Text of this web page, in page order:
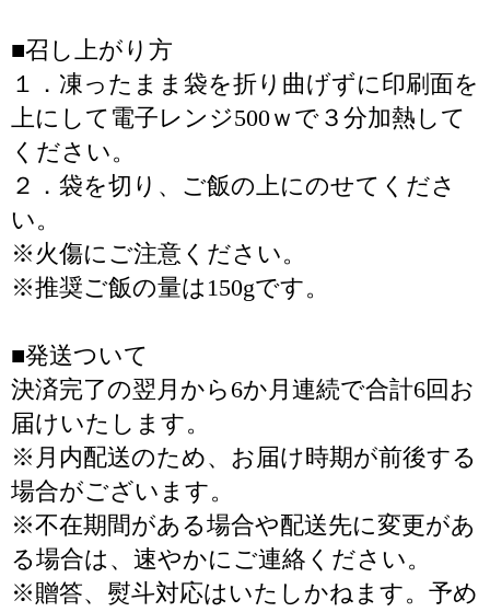
■召し上がり方
１．凍ったまま袋を折り曲げずに印刷面を
上にして電子レンジ500ｗで３分加熱して
ください。
２．袋を切り、ご飯の上にのせてくださ
い。
※火傷にご注意ください。
※推奨ご飯の量は150gです。
■発送ついて
決済完了の翌月から6か月連続で合計6回お
届けいたします。
※月内配送のため、お届け時期が前後する
場合がございます。
※不在期間がある場合や配送先に変更があ
る場合は、速やかにご連絡ください。
※贈答、熨斗対応はいたしかねます。予め